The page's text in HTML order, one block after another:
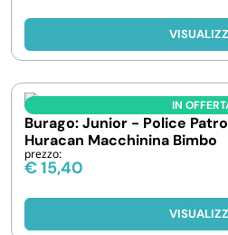
IN
Burago: Junior - Police
Huracan Macchinina Bimbo
prezzo:
€15,40